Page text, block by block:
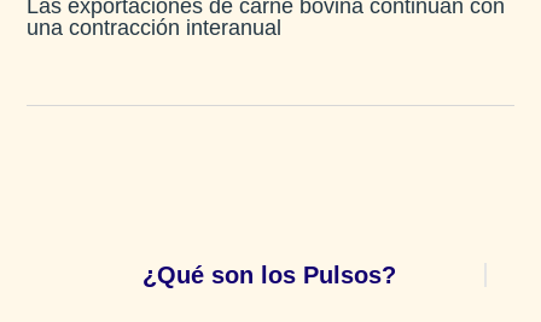
Las exportaciones de carne bovina continúan con
una contracción interanual
¿Qué son los Pulsos?